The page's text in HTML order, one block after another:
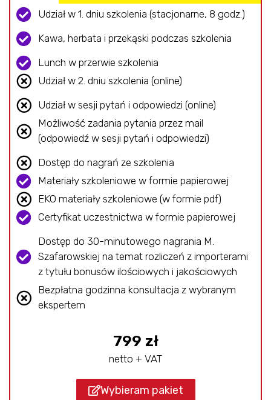
Udział w 1. dniu szkolenia (stacjonarne, 8 godz.)
Kawa, herbata i przekąski podczas szkolenia
Lunch w przerwie szkolenia
Udział w 2. dniu szkolenia (online)
Udział w sesji pytań i odpowiedzi (online)
Możliwość zadania pytania przez mail
(odpowiedź w sesji pytań i odpowiedzi)
Dostęp do nagrań ze szkolenia
Materiały szkoleniowe w formie papierowej
EKO materiały szkoleniowe (w formie pdf)
Certyfikat uczestnictwa w formie papierowej
Dostęp do 30-minutowego nagrania M.
Szafarowskiej na temat rozliczeń z importerami
z tytułu bonusów ilościowych i jakościowych
Bezpłatna godzinna konsultacja z wybranym
ekspertem
799 zł
netto + VAT
Wybieram pakiet